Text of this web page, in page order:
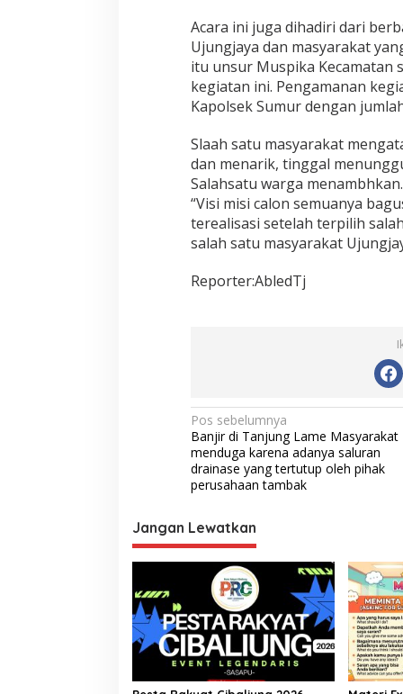
Acara ini juga dihadiri dari
Ujungjaya dan masyarakat
itu unsur Muspika Kecamatan
kegiatan ini. Pengamanan
Kapolsek Sumur dengan
Slaah satu masyarakat
dan menarik, tinggal
Salahsatu warga menambhkan.
“Visi misi calon semuanya
terealisasi setelah terpilih
salah satu masyarakat
Reporter:AbledTj
Navigasi
pos
Pos sebelumnya
Banjir di Tanjung Lame Masyarakat
menduga karena adanya saluran
drainase yang tertutup oleh pihak
perusahaan tambak
Jangan Lewatkan